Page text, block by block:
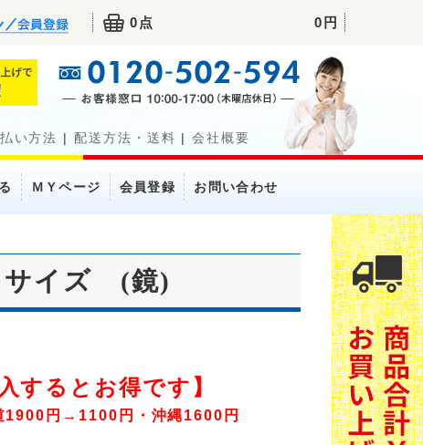
0点 0円
い方法 |配送方法・送料 |会社概要
ＭＹページ 会員登録 お問い合わせ
サイズ (鏡)
するとお得です】
1900円→1100円・沖縄1600円